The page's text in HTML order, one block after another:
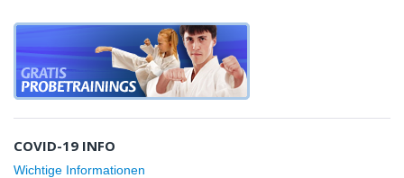
COVID-19 INFO
Wichtige Informationen